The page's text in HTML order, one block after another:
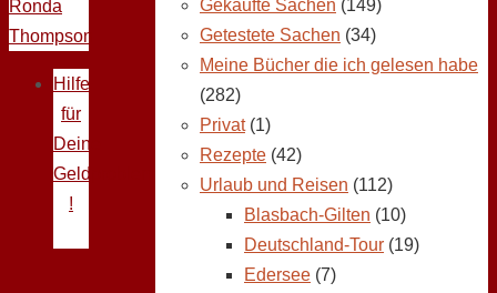
Ronda
Thompson
Hilfe
für
Deine
Geldprobleme
!
Gekaufte Sachen (149)
Getestete Sachen (34)
Meine Bücher die ich gelesen habe
(282)
Privat(1)
Rezepte (42)
Urlaub und Reisen (112)
Blasbach-Gilten (10)
Deutschland-Tour (19)
Edersee (7)